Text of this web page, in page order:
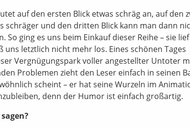
auf den ersten Blick etwas schräg an, auf den
schräger und den dritten Blick kann man dann
So ging es uns beim Einkauf dieser Reihe – sie
letztlich nicht mehr los. Eines schönen Tages
Vergnügungspark voller angestellter Untoter
Problemen zieht den Leser einfach in seinen
scheint – er hat seine Wurzeln im
denn der Humor ist einfach großartig.